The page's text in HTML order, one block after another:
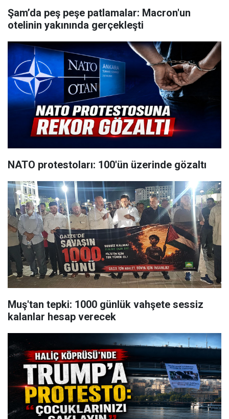
Şam’da peş peşe patlamalar: Macron'un
otelinin yakınında gerçekleşti
NATO protestoları: 100'ün üzerinde gözaltı
Muş'tan tepki: 1000 günlük vahşete sessiz
kalanlar hesap verecek